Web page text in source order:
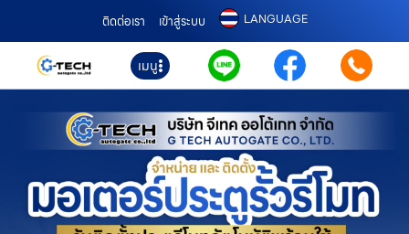
ติดต่อเรา เข้าสู่ระบบ LANGUAGE
เมนู